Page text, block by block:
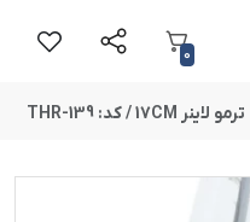
0
ترمو لاینر 17CM / کد: THR-139